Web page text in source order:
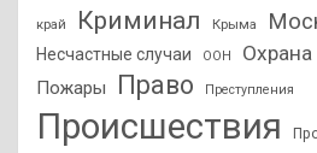
край Криминал Крыма
Несчастные случаи ООН
Пожары Право Преступления
Происшествия